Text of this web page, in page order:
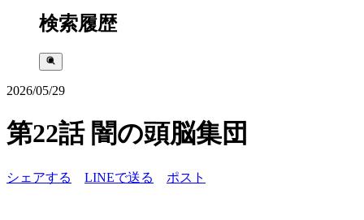
検索履歴
2026/05/29
第22話 闇の頭脳集団
シェアする LINEで送る ポスト